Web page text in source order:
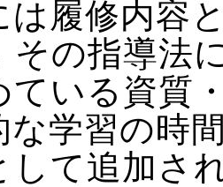
は履修内容
その指導法
ている資質
な学習の時
して追加さ